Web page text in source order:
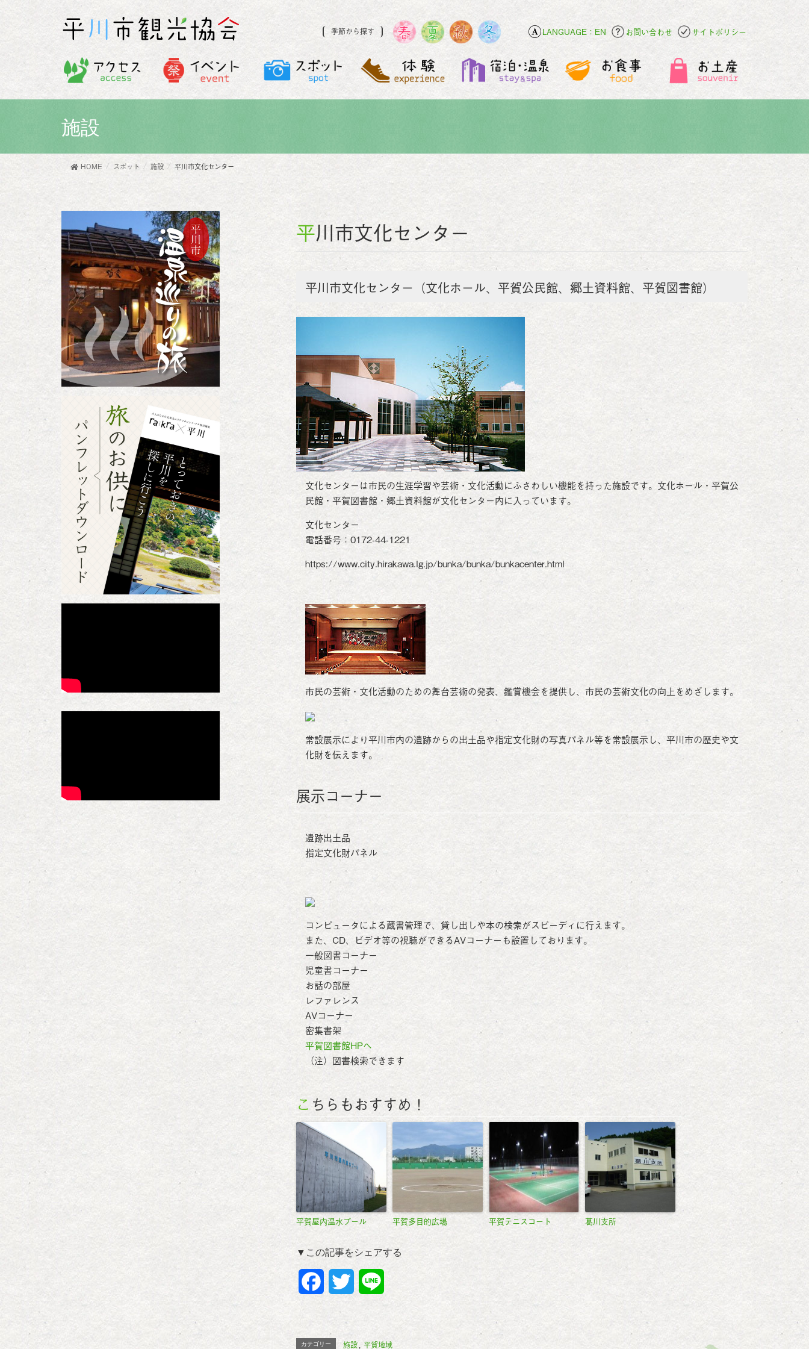
LANGUAGE：EN お問い合わせ サイトポリシー
季節から探す
施設
HOME スポット 施設 平川市文化センター
平川市文化センター
平川市文化センター（文化ホール、平賀公民館、郷土資料館、平賀図書館）
文化センターは市民の生涯学習や芸術・文化活動にふさわしい機能を持った施設です。文化ホール・平賀公
民館・平賀図書館・郷土資料館が文化センター内に入っています。
文化センター
電話番号：0172-44-1221
https://www.city.hirakawa.lg.jp/bunka/bunka/bunkacenter.html
市民の芸術・文化活動のための舞台芸術の発表、鑑賞機会を提供し、市民の芸術文化の向上をめざします。
常設展示により平川市内の遺跡からの出土品や指定文化財の写真パネル等を常設展示し、平川市の歴史や文
化財を伝えます。
展示コ－ナ－
遺跡出土品
指定文化財パネル
コンピュータによる蔵書管理で、貸し出しや本の検索がスピーディに行えます。
また、CD、ビデオ等の視聴ができるAVコーナーも設置しております。
一般図書コーナー
児童書コーナー
お話の部屋
レファレンス
AVコーナー
密集書架
平賀図書館HPへ
（注）図書検索できます
こちらもおすすめ！
平賀屋内温水プール 平賀多目的広場 平賀テニスコート 葛川支所
▼この記事をシェアする
カテゴリー 施設 平賀地域